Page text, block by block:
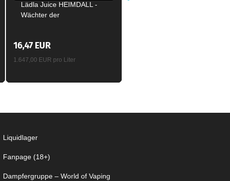
Lädla Juice HEIMDALL -
Wächter der
16,47 EUR
1.647,00 EUR pro Liter
Liquidlager
Fanpage (18+)
Dampfergruppe – World of Vaping